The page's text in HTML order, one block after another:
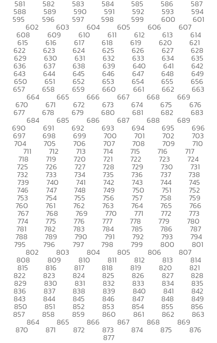
581 582 583 584 585 586 587
588 589 590 591 592 593 594
595 596 597 598 599 600 601
602 603 604 605 606 607
608 609 610 611 612 613 614
615 616 617 618 619 620 621
622 623 624 625 626 627 628
629 630 631 632 633 634 635
636 637 638 639 640 641 642
643 644 645 646 647 648 649
650 651 652 653 654 655 656
657 658 659 660 661 662 663
664 665 666 667 668 669
670 671 672 673 674 675 676
677 678 679 680 681 682 683
684 685 686 687 688 689
690 691 692 693 694 695 696
697 698 699 700 701 702 703
704 705 706 707 708 709 710
711 712 713 714 715 716 717
718 719 720 721 722 723 724
725 726 727 728 729 730 731
732 733 734 735 736 737 738
739 740 741 742 743 744 745
746 747 748 749 750 751 752
753 754 755 756 757 758 759
760 761 762 763 764 765 766
767 768 769 770 771 772 773
774 775 776 777 778 779 780
781 782 783 784 785 786 787
788 789 790 791 792 793 794
795 796 797 798 799 800 801
802 803 804 805 806 807
808 809 810 811 812 813 814
815 816 817 818 819 820 821
822 823 824 825 826 827 828
829 830 831 832 833 834 835
836 837 838 839 840 841 842
843 844 845 846 847 848 849
850 851 852 853 854 855 856
857 858 859 860 861 862 863
864 865 866 867 868 869
870 871 872 873 874 875 876
877